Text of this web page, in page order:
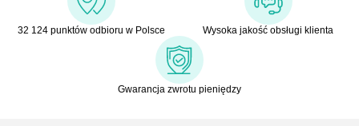
32 124 punktów odbioru w Polsce Wysoka jakość obsługi klienta
Gwarancja zwrotu pieniędzy